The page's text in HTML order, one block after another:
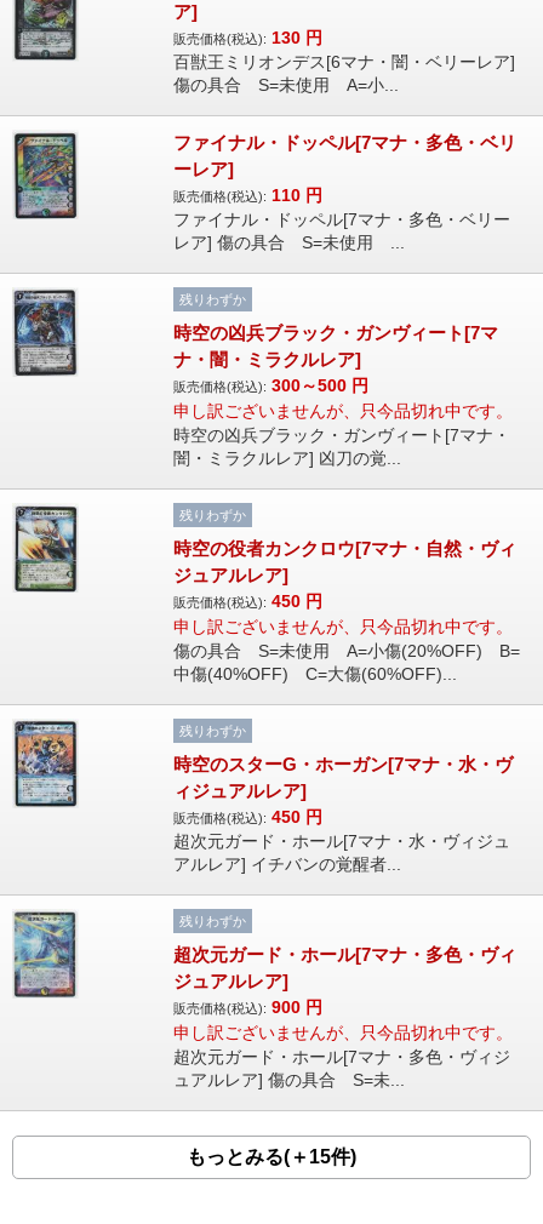
ア]
販売価格(税込): 130 円
百獣王ミリオンデス[6マナ・闇・ベリーレア]
傷の具合 S=未使用 A=小...
ファイナル・ドッペル[7マナ・多色・ベリ
ーレア]
販売価格(税込): 110 円
ファイナル・ドッペル[7マナ・多色・ベリー
レア] 傷の具合 S=未使用 ...
残りわずか
時空の凶兵ブラック・ガンヴィート[7マ
ナ・闇・ミラクルレア]
販売価格(税込): 300～500 円
申し訳ございませんが、只今品切れ中です。
時空の凶兵ブラック・ガンヴィート[7マナ・
闇・ミラクルレア] 凶刀の覚...
残りわずか
時空の役者カンクロウ[7マナ・自然・ヴィ
ジュアルレア]
販売価格(税込): 450 円
申し訳ございませんが、只今品切れ中です。
傷の具合 S=未使用 A=小傷(20%OFF) B=
中傷(40%OFF) C=大傷(60%OFF)...
残りわずか
時空のスターG・ホーガン[7マナ・水・ヴ
ィジュアルレア]
販売価格(税込): 450 円
超次元ガード・ホール[7マナ・水・ヴィジュ
アルレア] イチバンの覚醒者...
残りわずか
超次元ガード・ホール[7マナ・多色・ヴィ
ジュアルレア]
販売価格(税込): 900 円
申し訳ございませんが、只今品切れ中です。
超次元ガード・ホール[7マナ・多色・ヴィジ
ュアルレア] 傷の具合 S=未...
もっとみる(＋15件)